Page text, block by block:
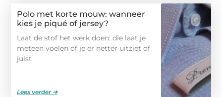
Polo met korte mouw: wanneer
kies je piqué of jersey?
Laat de stof het werk doen: die laat je
meteen voelen of je er netter uitziet of
juist
Lees verder ➜